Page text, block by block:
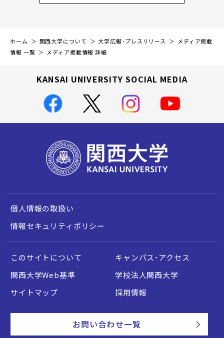
ホーム 関西大学について 大学広報・プレスリリース
メディア掲載
情報 一覧
メディア掲載情報 詳細
KANSAI UNIVERSITY SOCIAL MEDIA
個人情報の取扱い
情報セキュリティポリシー
このサイトについて
キャンパス・アクセス
関西大学Web基準
学校法人関西大学
サイトマップ
採用情報
お問い合わせ一覧